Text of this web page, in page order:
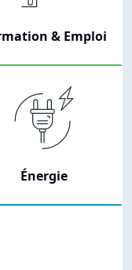
& Emploi
Énergie